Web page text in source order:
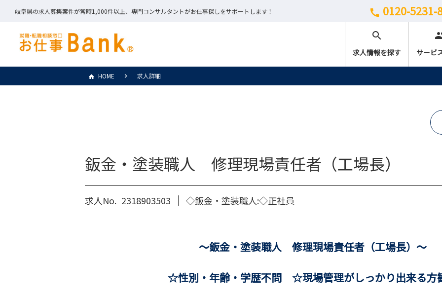
岐阜県の求人募集案件が常時1,000件以上、専門コンサルタントがお仕事探しをサポートします！ call 0120-5231-
search
求人情報を探す サービ
HOME 求人詳細
鈑金・塗装職人 修理現場責任者（工場長）
求人No. 2318903503 ◇鈑金・塗装職人:◇正社員
～鈑金・塗装職人 修理現場責任者（工場長）～
☆性別・年齢・学歴不問 ☆現場管理がしっかり出来る方